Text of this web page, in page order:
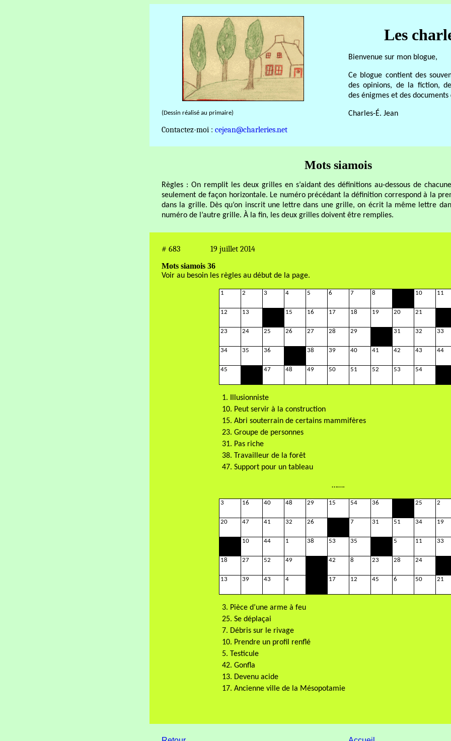
(Dessin réalisé au primaire)
Contactez-moi : cejean@charleries.net
Les
Bienvenue sur mon blogue,
Ce blogue contient des
des opinions, de la fiction,
des énigmes et des documents
Charles-É. Jean
Mots siamois
Règles : On remplit les deux grilles en s’aidant des définitions au-dessous de
seulement de façon horizontale. Le numéro précédant la définition correspond à la
dans la grille. Dès qu’on inscrit une lettre dans une grille, on écrit la même lettre
numéro de l’autre grille. À la fin, les deux grilles doivent être remplies.
# 683 19 juillet 2014
Mots siamois 36
Voir au besoin les règles au début de la page.
1 2 3 4 5 6 7 8 10 11
12 13 15 16 17 18 19 20 21
23 24 25 26 27 28 29 31 32 33
34 35 36 38 39 40 41 42 43 44
45 47 48 49 50 51 52 53 54
1. Illusionniste
10. Peut servir à la construction
15. Abri souterrain de certains mammifères
23. Groupe de personnes
31. Pas riche
38. Travailleur de la forêt
47. Support pour un tableau
…….
3 16 40 48 29 15 54 36 25 2
20 47 41 32 26 7 31 51 34 19
10 44 1 38 53 35 5 11 33
18 27 52 49 42 8 23 28 24
13 39 43 4 17 12 45 6 50 21
3. Pièce d’une arme à feu
25. Se déplaçai
7. Débris sur le rivage
10. Prendre un profil renflé
5. Testicule
42. Gonfla
13. Devenu acide
17. Ancienne ville de la Mésopotamie